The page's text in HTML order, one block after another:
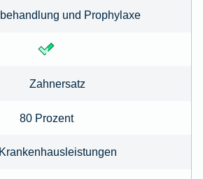
und Prophylaxe
Zahnersatz
80 Prozent
Krankenhausleistungen